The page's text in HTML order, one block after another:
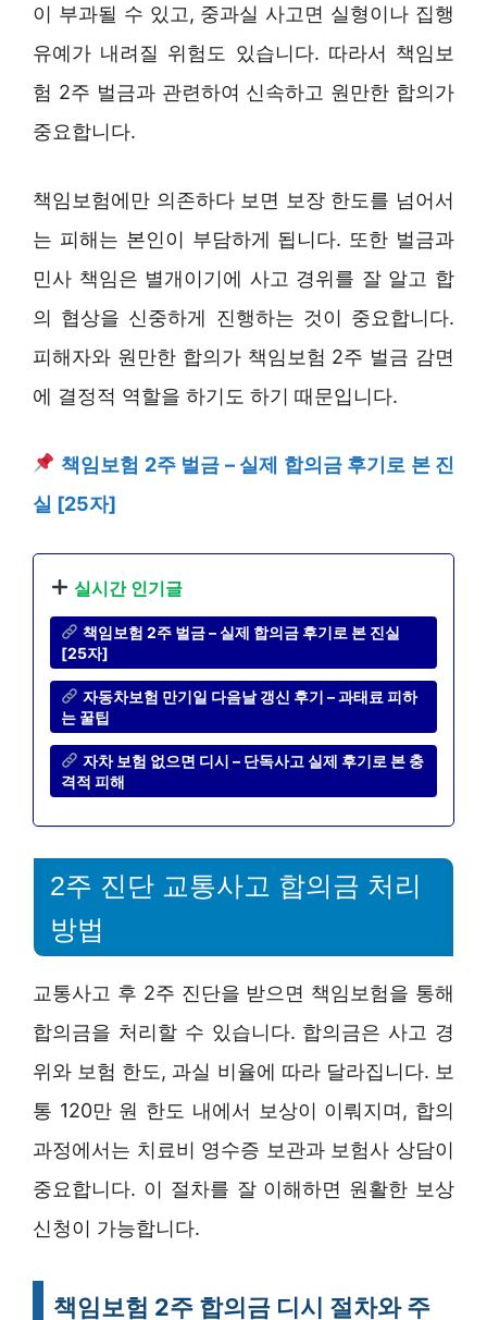
이 부과될 수 있고, 중과실 사고면 실형이나 집행
유예가 내려질 위험도 있습니다. 따라서 책임보
험 2주 벌금과 관련하여 신속하고 원만한 합의가
중요합니다.
책임보험에만 의존하다 보면 보장 한도를 넘어서
는 피해는 본인이 부담하게 됩니다. 또한 벌금과
민사 책임은 별개이기에 사고 경위를 잘 알고 합
의 협상을 신중하게 진행하는 것이 중요합니다.
피해자와 원만한 합의가 책임보험 2주 벌금 감면
에 결정적 역할을 하기도 하기 때문입니다.
책임보험 2주 벌금 – 실제 합의금 후기로 본 진
실 [25자]
실시간 인기글
책임보험 2주 벌금 – 실제 합의금 후기로 본 진실
[25자]
자동차보험 만기일 다음날 갱신 후기 – 과태료 피하
는 꿀팁
자차 보험 없으면 디시 – 단독사고 실제 후기로 본 충
격적 피해
2주 진단 교통사고 합의금 처리
방법
교통사고 후 2주 진단을 받으면 책임보험을 통해
합의금을 처리할 수 있습니다. 합의금은 사고 경
위와 보험 한도, 과실 비율에 따라 달라집니다. 보
통 120만 원 한도 내에서 보상이 이뤄지며, 합의
과정에서는 치료비 영수증 보관과 보험사 상담이
중요합니다. 이 절차를 잘 이해하면 원활한 보상
신청이 가능합니다.
책임보험 2주 합의금 디시 절차와 주